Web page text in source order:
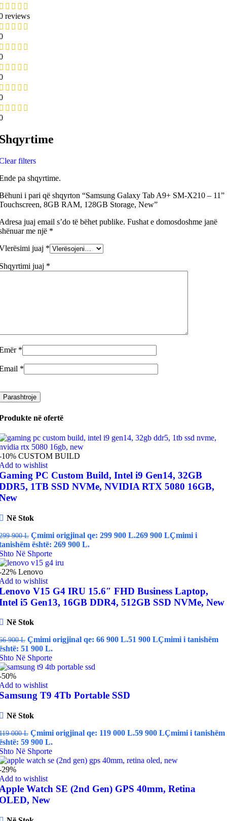
reviews
filters
pa shqyrtime.
i pari që shqyrton “Samsung Galaxy Tab A9+ SM-X210 – 11”
8GB RAM, 128GB Storage, New”
juaj email s’do të bëhet publike. Fushat e domosdoshme janë
me një *
juaj *
juaj *
*
*
në ofertë
10% CUSTOM BUILD
to wishlist
PC Custom Build, Intel i9 Gen14, 32GB
1TB SSD NVMe, NVIDIA RTX 5080 16GB,
Në Stok
900L Çmimi origjinal qe: 299 900 L.269 900 LÇmimi i
është: 269 900 L.
Në Shporte
22% Lenovo
to wishlist
V15 G4 IRU 15.6″ FHD Business Laptop,
i5 Gen13, 16GB DDR4, 512GB SSD NVMe, New
Në Stok
900L Çmimi origjinal qe: 66 900 L.51 900 LÇmimi i tanishëm
51 900 L.
Në Shporte
50%
to wishlist
T9 4Tb Portable SSD
Në Stok
000L Çmimi origjinal qe: 119 000 L.59 900 LÇmimi i tanishëm
59 900 L.
Në Shporte
29%
to wishlist
Watch SE (2nd Gen) GPS 40mm, Retina
New